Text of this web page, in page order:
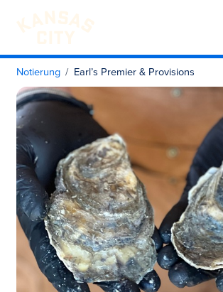
Besuchen Sie KC
Zum Inhalt springen
Notierung Earl’s Premier & Provisions